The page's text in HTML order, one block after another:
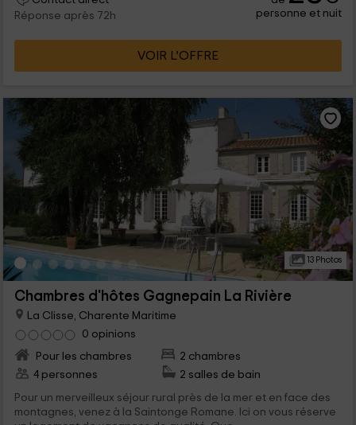
Réponse après 72h
personne et nuit
VOIR L’OFFRE
13 Photos
Chambres d'hôtes Gagnepain La Rivière
La Clisse, Charente Maritime
0 opinions
Pour les chambres
2 chambres
4 personnes
2 salles de bain
Pour un merveilleux séjour rural près de la mer et en face des
montagnes, venez à la Saintonge Romane. Ici on vous réserve